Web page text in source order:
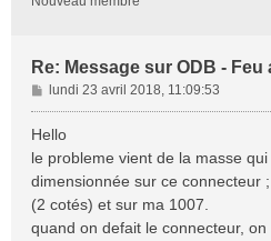
Re: Message sur ODB -
M
e
s
a
g
e
lundi 23 avril 2018, 11:09:53
Hello
le probleme vient de la masse
dimensionnée sur ce connecteur
(2 cotés) et sur ma 1007.
quand on defait le connecteur,